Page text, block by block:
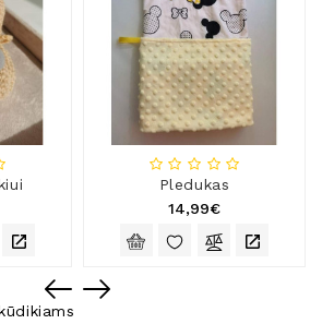
Pledukas
14,99€